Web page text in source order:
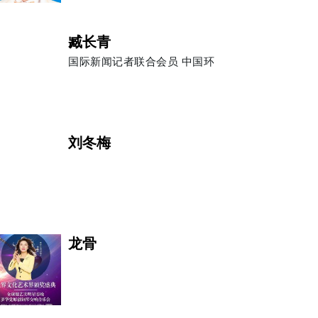
臧长青
国际新闻记者联合会员 中国环
刘冬梅
龙骨